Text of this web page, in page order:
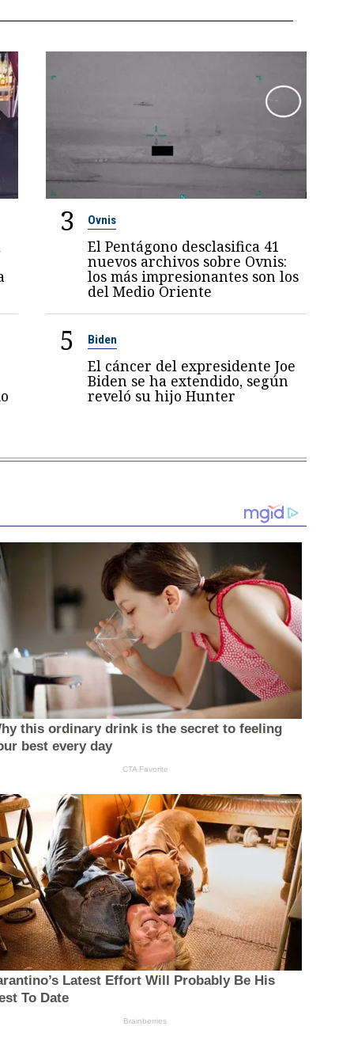
3 Ovnis
El Pentágono desclasifica 41
nuevos archivos sobre Ovnis:
los más impresionantes son los
del Medio Oriente
5 Biden
El cáncer del expresidente Joe
Biden se ha extendido, según
reveló su hijo Hunter